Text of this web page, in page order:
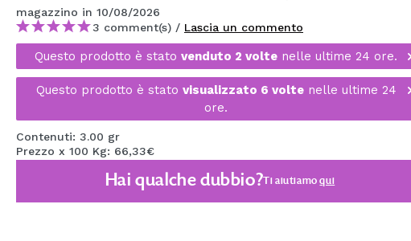
MAQUIFARMA
KOREA ZONE
TRAVEL SIZE
SPECIALE
OUTLET
magazzino in 10/08/2026
3 comment(s) / Lascia un commento
Questo prodotto è stato venduto 2 volte nelle ultime 24 ore.
Questo prodotto è stato visualizzato 6 voltenelle ultime 24
ore.
Contenuti: 3.00 gr
Prezzo x 100 Kg: 66,33€
Hai qualche dubbio?Ti aiutiamoqui